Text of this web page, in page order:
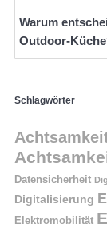
Warum
Outdoor-
Schlagwörter
Datensicherheit
Digitalisierung
Elektromobilität